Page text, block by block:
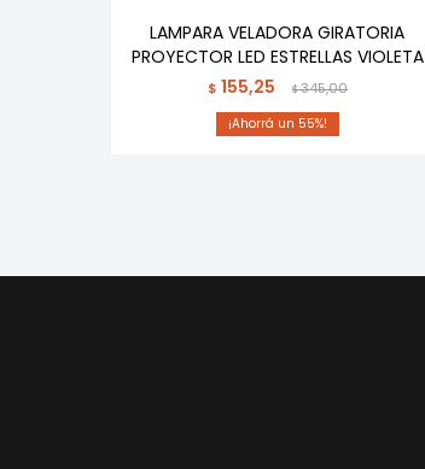
LAMPARA VELADORA GIRATORIA
PROYECTOR LED ESTRELLAS VIOLETA
$ 155,25 $345,00
55